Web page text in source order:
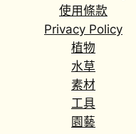
使用條款
Privacy Policy
植物
水草
素材
工具
園藝